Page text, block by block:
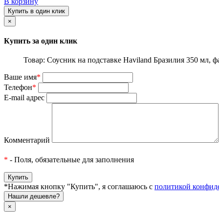
Купить в один клик
×
Купить за один клик
Товар: Соусник на подставке Haviland Бразилия 350 мл,
Ваше имя*
Телефон*
E-mail адрес
Комментарий
* - Поля, обязательные для заполнения
*Нажимая кнопку "Купить", я соглашаюсь с политикой
Нашли дешевле?
×